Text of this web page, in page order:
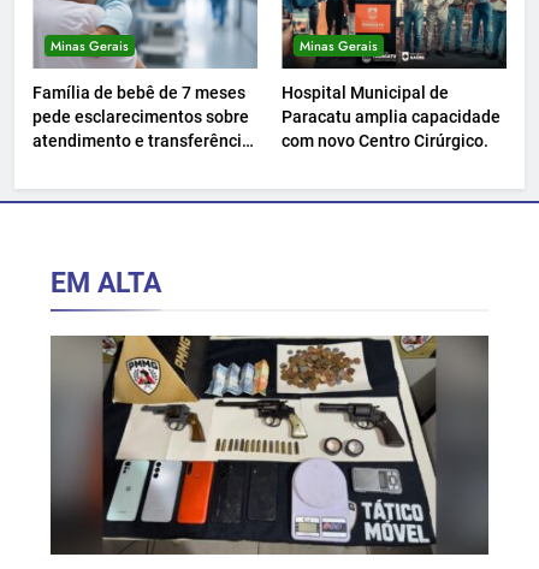
Minas Gerais
Família de bebê de 7 meses
pede esclarecimentos sobre
atendimento e transferência
Minas Gerais
Hospital Municipal de
Paracatu amplia capacidade
com novo Centro Cirúrgico.
EM ALTA